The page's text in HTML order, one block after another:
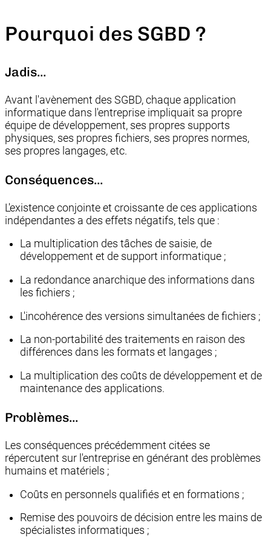
Pourquoi des SGBD ?
Jadis...
Avant l'avènement des SGBD, chaque application
informatique dans l'entreprise impliquait sa propre
équipe de développement, ses propres supports
physiques, ses propres fichiers, ses propres normes,
ses propres langages, etc.
Conséquences...
L'existence conjointe et croissante de ces applications
indépendantes a des effets négatifs, tels que :
La multiplication des tâches de saisie, de
développement et de support informatique ;
La redondance anarchique des informations dans
les fichiers ;
L'incohérence des versions simultanées de fichiers ;
La non-portabilité des traitements en raison des
différences dans les formats et langages ;
La multiplication des coûts de développement et de
maintenance des applications.
Problèmes...
Les conséquences précédemment citées se
répercutent sur l'entreprise en générant des problèmes
humains et matériels ;
Coûts en personnels qualifiés et en formations ;
Remise des pouvoirs de décision entre les mains de
spécialistes informatiques ;